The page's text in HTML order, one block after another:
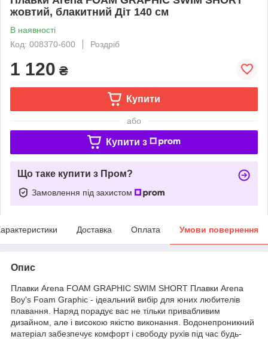
жовтий, блакитний Діт 140 см
В наявності
Код: 008370-600
Роздріб
1 120 ₴
Купити
або
Купити з
Що таке купити з Пром?
Замовлення під захистом
Доставка Оплата Умови повернення
Опис
Плавки Arena FOAM GRAPHIC SWIM SHORT Плавки Arena
Boy's Foam Graphic - ідеальний вибір для юних любителів
плавання. Наряд порадує вас не тільки привабливим
дизайном, але і високою якістю виконання. Водонепроникний
матеріал забезпечує комфорт і свободу рухів під час будь-